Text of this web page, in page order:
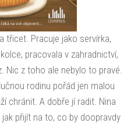
třicet. Pracuje jako servírka,
pracovala v zahradnictví,
Nic z toho ale nebylo to pravé.
rodinu pořád jen malou
chránit. A dobře jí radit. Nina
přijít na to, co by doopravdy